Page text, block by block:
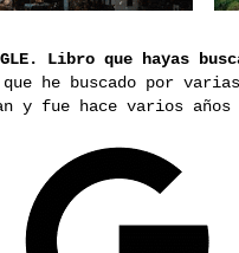
Libro que hayas
he buscado por
y fue hace varios